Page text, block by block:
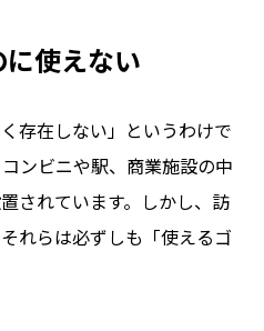
使えない
存在しない」というわけで
ンビニや駅、商業施設の中
されています。しかし、訪
れらは必ずしも「使えるゴ